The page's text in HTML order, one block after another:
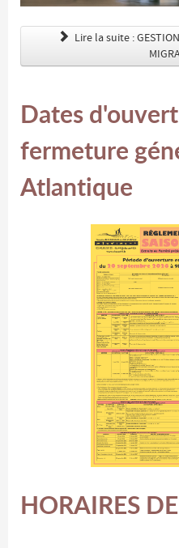
Lire la suite :
Dates
fermeture
Atlantique
HORAIRES